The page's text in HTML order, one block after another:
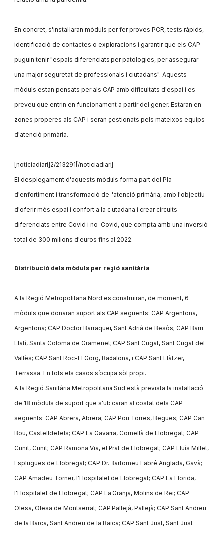
En concret, s'instal·laran mòduls per fer proves PCR, tests ràpids,
identificació de contactes o exploracions i garantir que els CAP
puguin tenir "espais diferenciats per patologies, per assegurar
una major seguretat de professionals i ciutadans". Aquests
mòduls estan pensats per als CAP amb dificultats d'espai i es
preveu que entrin en funcionament a partir del gener. Estaran en
zones properes als CAP i seran gestionats pels mateixos equips
d'atenció primària.
[noticiadiari]2/213291[/noticiadiari]
El desplegament d'aquests mòduls forma part del Pla
d'enfortiment i transformació de l'atenció primària, amb l'objectiu
d'oferir més espai i confort a la ciutadana i crear circuits
diferenciats entre Covid i no-Covid, que compta amb una inversió
total de 300 milions d'euros fins al 2022.
Distribució dels mòduls per regió sanitària
A la Regió Metropolitana Nord es construiran, de moment, 6
mòduls que donaran suport als CAP següents: CAP Argentona,
Argentona; CAP Doctor Barraquer, Sant Adrià de Besòs; CAP Barri
Llatí, Santa Coloma de Gramenet; CAP Sant Cugat, Sant Cugat del
Vallès; CAP Sant Roc-El Gorg, Badalona, i CAP Sant Llàtzer,
Terrassa. En tots els casos s’ocupa sòl propi.
A la Regió Sanitària Metropolitana Sud està prevista la instal·lació
de 18 mòduls de suport que s'ubicaran al costat dels CAP
següents: CAP Abrera, Abrera; CAP Pou Torres, Begues; CAP Can
Bou, Castelldefels; CAP La Gavarra, Cornellà de Llobregat; CAP
Cunit, Cunit; CAP Ramona Via, el Prat de Llobregat; CAP Lluís Millet,
Esplugues de Llobregat; CAP Dr. Bartomeu Fabré Anglada, Gavà;
CAP Amadeu Torner, l'Hospitalet de Llobregat; CAP La Florida,
l'Hospitalet de Llobregat; CAP La Granja, Molins de Rei; CAP
Olesa, Olesa de Montserrat; CAP Pallejà, Pallejà; CAP Sant Andreu
de la Barca, Sant Andreu de la Barca; CAP Sant Just, Sant Just